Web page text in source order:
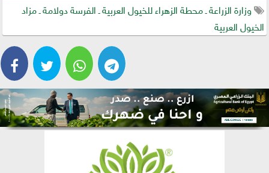
وزارة الزراعة ـ محطة الزهراء للخيول العربية ـ الفرسة دولامة ـ مزاد
الخيول العربية